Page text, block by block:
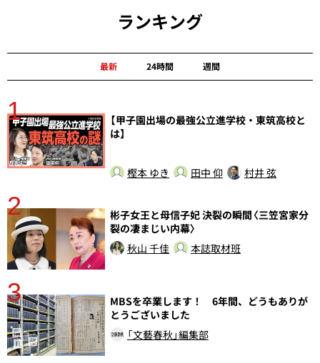
ランキング
最新 24時間 週間
1
【甲子園出場の最強公立進学校・東筑高校と
は】
樫本 ゆき 田中 仰 村井 弦
2
彬子女王と母信子妃 決裂の瞬間〈三笠宮家分
裂の凄まじい内幕〉
秋山 千佳
本誌取材班
3
MBSを卒業します！ 6年間、どうもありが
とうございました
「文藝春秋」編集部